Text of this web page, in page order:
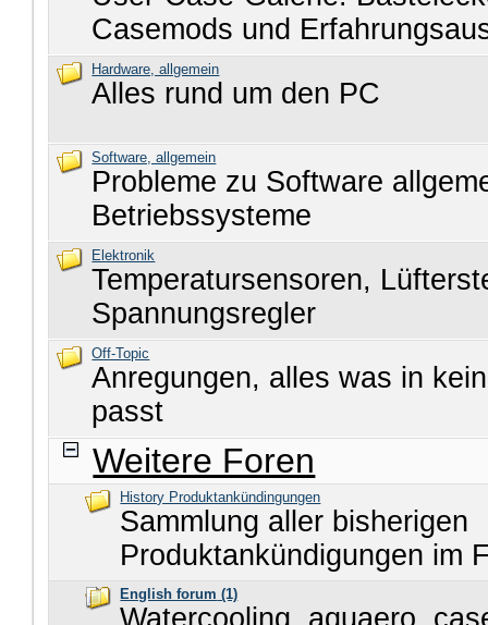
Casemods und
Hardware, allgemein
Alles rund um den PC
Software, allgemein
Probleme zu Software
Betriebssysteme
Elektronik
Temperatursensoren,
Spannungsregler
Off-Topic
Anregungen, alles was in
passt
Weitere Foren
History Produktankündingungen
Sammlung aller bisherigen
Produktankündigungen im
English forum (1)
Watercooling, aquaero,